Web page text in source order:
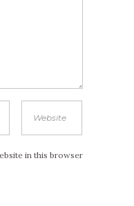
in this browser